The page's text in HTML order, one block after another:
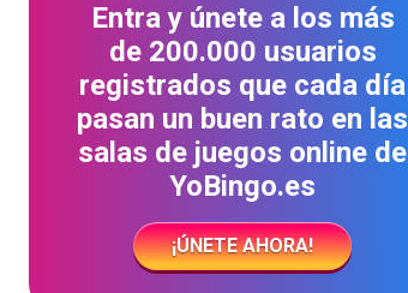
Entra y únete a los más
de 200.000 usuarios
registrados que cada día
pasan un buen rato en las
salas de juegos online de
YoBingo.es
¡ÚNETE AHORA!